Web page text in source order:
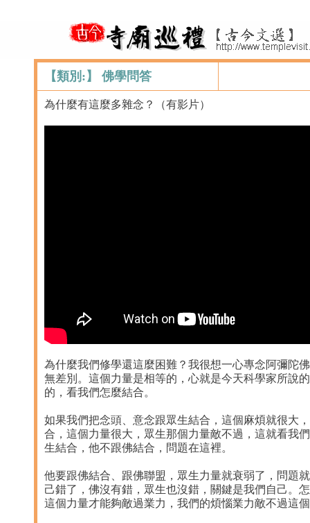
【類別:】 佛學問答
為什麼有這麼多雜念？（有影片）
為什麼我們修學還這麼困難？我很想一心專念阿彌陀
無差別。這個力量是相等的，心就是今天科學家所說
的，看我們怎麼結合。
如果我們把念頭、意念跟眾生結合，這個麻煩就很大
合，這個力量很大，眾生那個力量敵不過，這就看我
生結合，他不跟佛結合，問題在這裡。
他要跟佛結合、跟佛聯盟，眾生力量就衰弱了，問題
己錯了，佛沒有錯，眾生也沒錯，關鍵是我們自己。
這個力量才能夠敵過業力，我們的煩惱業力敵不過這